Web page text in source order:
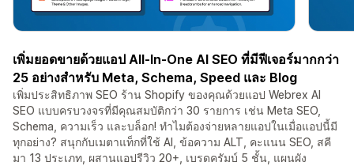
เพิ่มยอดขายด้วยแอป All-In-One AI SEO ที่มีฟีเจอร์มากกว่า
25 อย่างสำหรับ Meta, Schema, Speed และ Blog
เพิ่มประสิทธิภาพ SEO ร้าน Shopify ของคุณด้วยแอป Webrex AI
SEO แบบครบวงจรที่มีคุณสมบัติกว่า 30 รายการ เช่น Meta SEO,
Schema, ความเร็ว และบล็อก! ทำไมต้องจ่ายหลายแอปในเมื่อแอปนี้มี
ทุกอย่าง? สนุกกับเมตาแท็กที่ใช้ AI, ข้อความ ALT, คะแนน SEO, สคี
มา 13 ประเภท, ผสานแอปรีวิว 20+, เบรดครัมบ์ 5 ชั้น, แผนผัง